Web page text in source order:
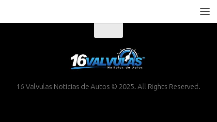
16 Valvulas Noticias de Autos © 2025. All Rights Reserved.